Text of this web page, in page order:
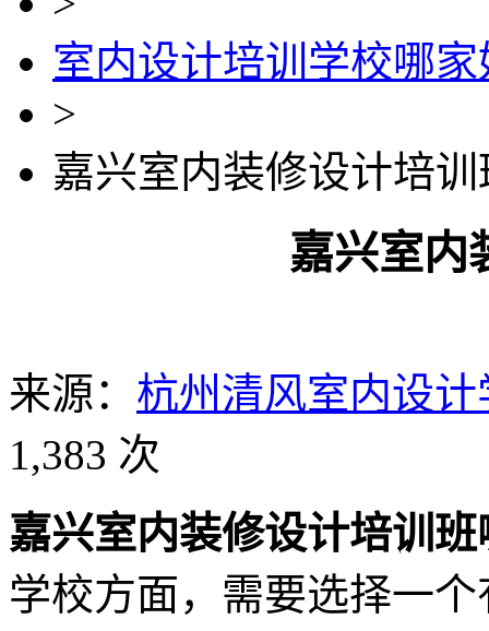
室内设计培训学校哪家
>
嘉兴室内装修设计培训
嘉兴室内
来源： 杭州清风室内设计
1,383 次
嘉兴室内装修设计培训
学校方面，需要选择一